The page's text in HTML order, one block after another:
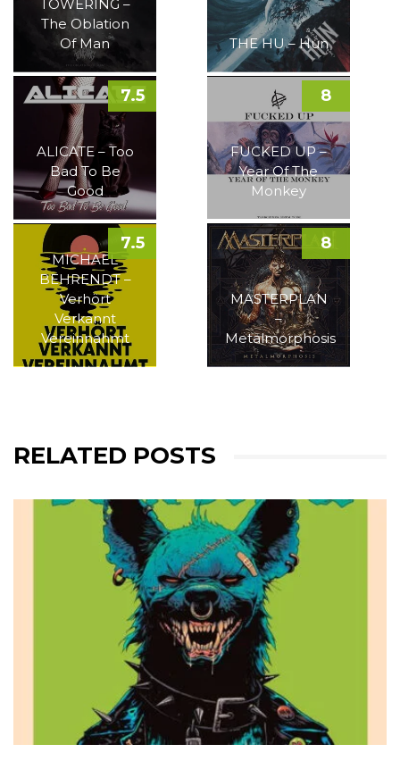
TOWERING –
The Oblation
Of Man
THE HU – Hun
ALICATE – Too
Bad To Be
Good
7.5
FUCKED UP –
Year Of The
Monkey
8
MICHAEL
BEHRENDT –
Verhört
Verkannt
Vereinnahmt
7.5
MASTERPLAN
–
Metalmorphosis
8
RELATED POSTS